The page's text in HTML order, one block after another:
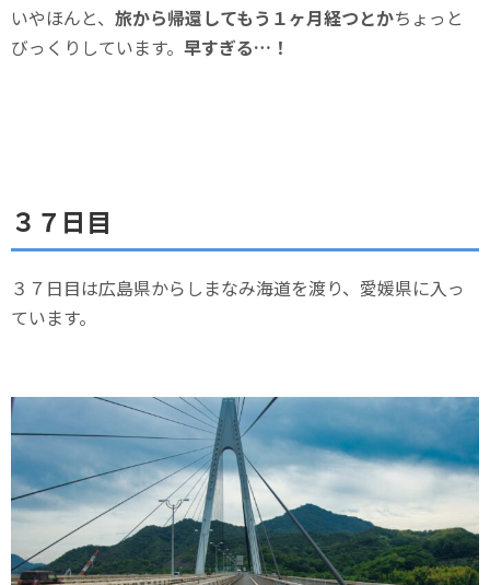
いやほんと、 旅から帰還してもう１ヶ月経つとかちょっと
びっくりしています。 早すぎる…！
３７日目
３７日目は広島県からしまなみ海道を渡り、愛媛県に入っ
ています。